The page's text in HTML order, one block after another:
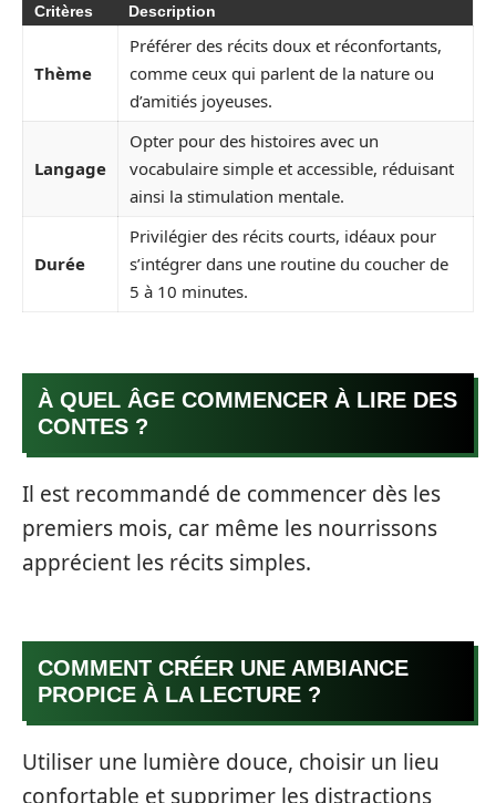
Critères Description
Thème
Préférer des récits doux et réconfortants,
comme ceux qui parlent de la nature ou
d’amitiés joyeuses.
Langage
Opter pour des histoires avec un
vocabulaire simple et accessible, réduisant
ainsi la stimulation mentale.
Durée
Privilégier des récits courts, idéaux pour
s’intégrer dans une routine du coucher de
5 à 10 minutes.
À QUEL ÂGE COMMENCER À LIRE DES
CONTES ?
Il est recommandé de commencer dès les
premiers mois, car même les nourrissons
apprécient les récits simples.
COMMENT CRÉER UNE AMBIANCE
PROPICE À LA LECTURE ?
Utiliser une lumière douce, choisir un lieu
confortable et supprimer les distractions